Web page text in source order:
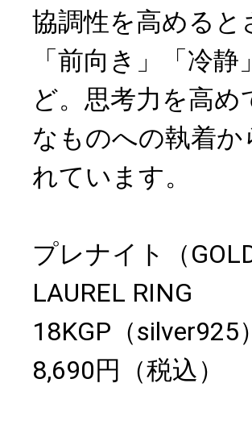
協調性を高める
「前向き」「冷
ど。思考力を高
なものへの執着
れています。
プレナイト（GOLD
LAUREL RING
18KGP（silver925）
8,690円（税込）